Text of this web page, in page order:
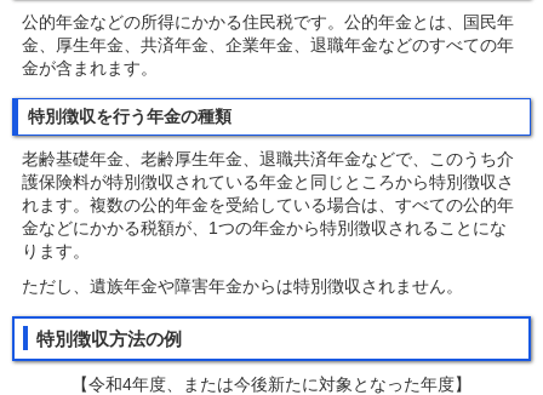
公的年金などの所得にかかる住民税です。公的年金とは、国民年
金、厚生年金、共済年金、企業年金、退職年金などのすべての年
金が含まれます。
特別徴収を行う年金の種類
老齢基礎年金、老齢厚生年金、退職共済年金などで、このうち介
護保険料が特別徴収されている年金と同じところから特別徴収さ
れます。複数の公的年金を受給している場合は、すべての公的年
金などにかかる税額が、1つの年金から特別徴収されることにな
ります。
ただし、遺族年金や障害年金からは特別徴収されません。
特別徴収方法の例
【令和4年度、または今後新たに対象となった年度】